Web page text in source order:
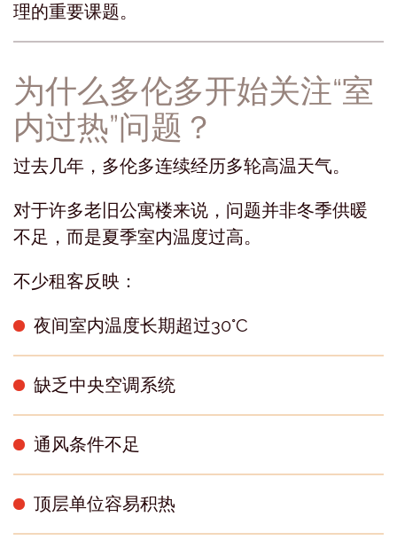
理的重要课题。
为什么多伦多开始关注“室
内过热”问题？
过去几年，多伦多连续经历多轮高温天气。
对于许多老旧公寓楼来说，问题并非冬季供暖
不足，而是夏季室内温度过高。
不少租客反映：
夜间室内温度长期超过30°C
缺乏中央空调系统
通风条件不足
顶层单位容易积热